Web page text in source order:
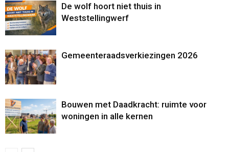
De wolf hoort niet thuis in
Weststellingwerf
Gemeenteraadsverkiezingen 2026
Bouwen met Daadkracht: ruimte voor
woningen in alle kernen